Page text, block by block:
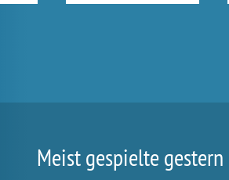
Meist gespielte gestern